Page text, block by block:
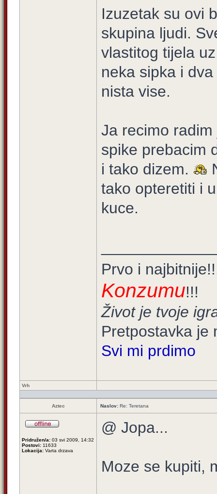
Izuzetak su ovi
skupina ljudi.
vlastitog tijela
neka sipka i
nista vise.
Ja recimo
spike prebacim
i tako dizem.
tako opteretiti i
kuce.
Prvo i
Konzumu!!!
Život je tvoje
Pretpostavka je
Svi mi prdimo
Vrh
Aztec Naslov: Re: Teretana
Pridružen/a: 03 svi 2009, 14:32
Postovi: 11633
Lokacija: Varta drzava
@ Jopa...
Moze se kupiti,